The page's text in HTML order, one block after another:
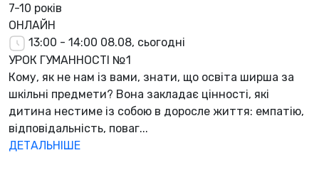
7-10 років
ОНЛАЙН
13:00 - 14:00 08.08, сьогодні
УРОК ГУМАННОСТІ №1
Кому, як не нам із вами, знати, що освіта ширша за
шкільні предмети? Вона закладає цінності, які
дитина нестиме із собою в доросле життя: емпатію,
відповідальність, поваг...
ДЕТАЛЬНІШЕ